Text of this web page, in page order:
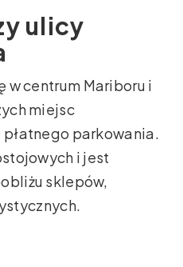
ulicy
w centrum Mariboru i
miejsc
parkowania.
i jest
sklepów,